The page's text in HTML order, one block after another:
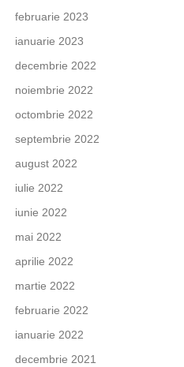
februarie 2023
ianuarie 2023
decembrie 2022
noiembrie 2022
octombrie 2022
septembrie 2022
august 2022
iulie 2022
iunie 2022
mai 2022
aprilie 2022
martie 2022
februarie 2022
ianuarie 2022
decembrie 2021